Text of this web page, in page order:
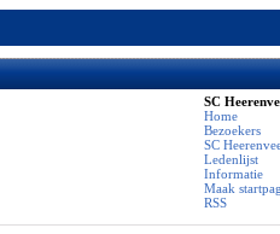
SC
Home
Bezoekers
SC
Ledenlijst
Informatie
Maak
RSS